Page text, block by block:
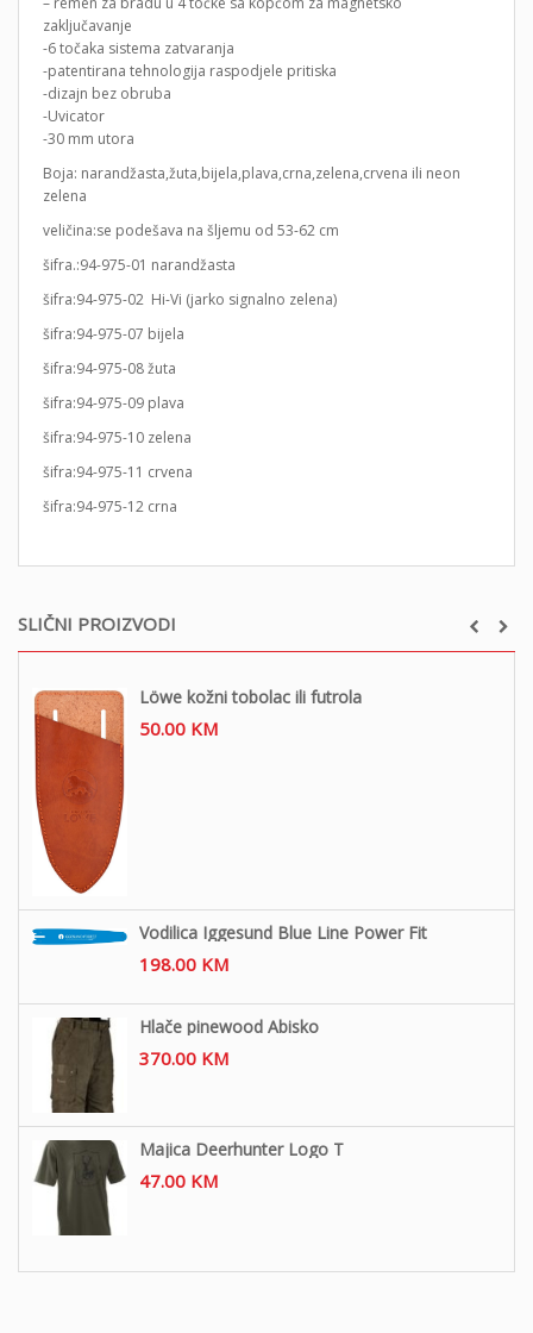
SLIČNI PROIZVODI
Löwe kožni tobolac ili futrola
50.00 KM
Vodilica Iggesund Blue Line Power Fit
198.00 KM
Hlače pinewood Abisko
370.00 KM
Majica Deerhunter Logo T
47.00 KM
zaključavanje
-6 točaka sistema zatvaranja
-patentirana tehnologija raspodjele pritiska
-dizajn bez obruba
-Uvicator
-30 mm utora
Boja: narandžasta,žuta,bijela,plava,crna,zelena,crvena ili neon
zelena
veličina:se podešava na šljemu od 53-62 cm
šifra.:94-975-01 narandžasta
šifra:94-975-02 Hi-Vi (jarko signalno zelena)
šifra:94-975-07 bijela
šifra:94-975-08 žuta
šifra:94-975-09 plava
šifra:94-975-10 zelena
šifra:94-975-11 crvena
šifra:94-975-12 crna